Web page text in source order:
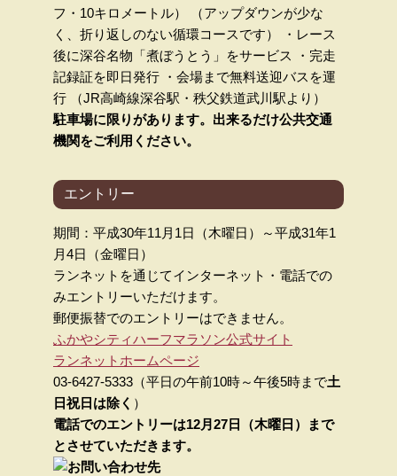
フ・10キロメートル） （アップダウンが少な
く、折り返しのない循環コースです） ・レース
後に深谷名物「煮ぼうとう」をサービス ・完走
記録証を即日発行 ・会場まで無料送迎バスを運
行 （JR高崎線深谷駅・秩父鉄道武川駅より）
駐車場に限りがあります。出来るだけ公共交通
機関をご利用ください。
エントリー
期間：平成30年11月1日（木曜日）～平成31年1
月4日（金曜日）
ランネットを通じてインターネット・電話での
みエントリーいただけます。
郵便振替でのエントリーはできません。
ふかやシティハーフマラソン公式サイト
ランネットホームページ
03-6427-5333（平日の午前10時～午後5時まで土
日祝日は除く ）
電話でのエントリーは12月27日（木曜日）まで
とさせていただきます。